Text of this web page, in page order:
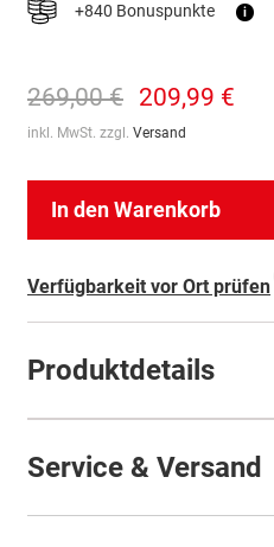
+840 Bonuspunkte i
269,00 € 209,99 €
inkl. MwSt. zzgl. Versand
In den Warenkorb
Verfügbarkeit vor Ort prüfen
Produktdetails
Service & Versand